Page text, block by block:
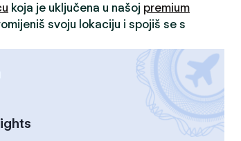
koja je uključena u našoj premium
svoju lokaciju i spojiš se s